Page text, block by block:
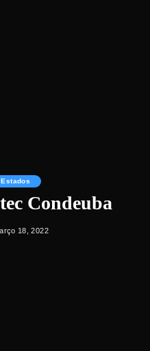
Estados
Condeuba
18, 2022